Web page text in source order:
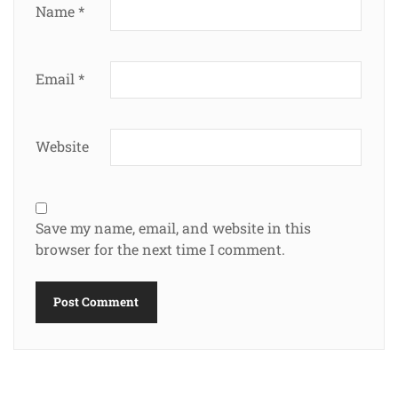
Name*
Email *
Website
Save my name, email, and website in this
browser for the next time I comment.